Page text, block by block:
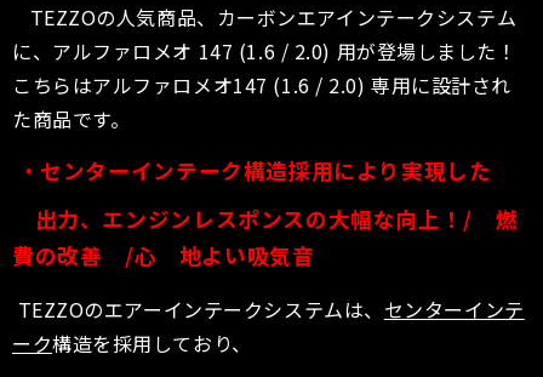
TEZZOの人気商品、カーボンエアインテークシステム
に、アルファロメオ 147 (1.6 / 2.0) 用が登場しました！
こちらはアルファロメオ147 (1.6 / 2.0) 専用に設計され
た商品です。
・センターインテーク構造採用により実現した
出力、エンジンレスポンスの大幅な向上！ / 燃
費の改善 /心 地よい吸気音
TEZZOのエアーインテークシステムは、 センターインテ
ーク構造を採用しており、